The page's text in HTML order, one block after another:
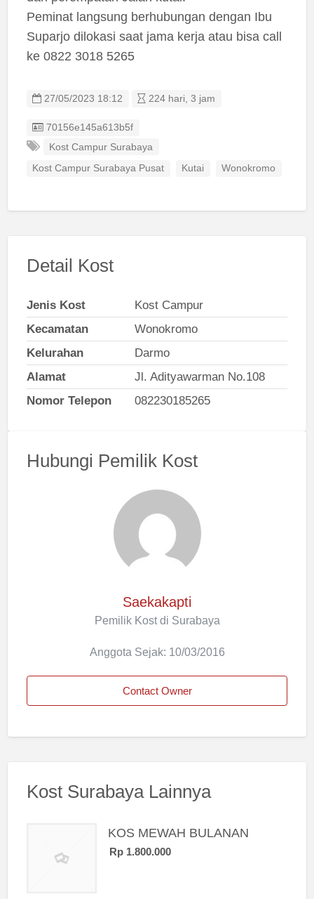
Peminat langsung berhubungan dengan Ibu
Suparjo dilokasi saat jama kerja atau bisa call
ke 0822 3018 5265
27/05/2023 18:12 224 hari, 3 jam
Listing ID
70156e145a613b5f
Kost Campur Surabaya
Kost Campur Surabaya Pusat Kutai Wonokromo
Detail Kost
Jenis Kost
Kost Campur
Kecamatan
Wonokromo
Kelurahan
Darmo
Alamat
Jl. Adityawarman No.108
Nomor Telepon
082230185265
Hubungi Pemilik Kost
Saekakapti
Pemilik Kost di Surabaya
Anggota Sejak: 10/03/2016
Contact Owner
Kost Surabaya Lainnya
KOS MEWAH BULANAN
Rp 1.800.000